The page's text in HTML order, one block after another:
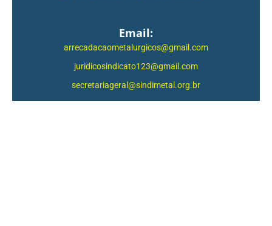
Email:
arrecadacaometalurgicos@gmail.com
juridicosindicato123@gmail.com
secretariageral@sindimetal.org.br